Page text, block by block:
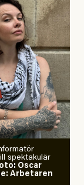
spektakulär
Oscar
Arbetaren